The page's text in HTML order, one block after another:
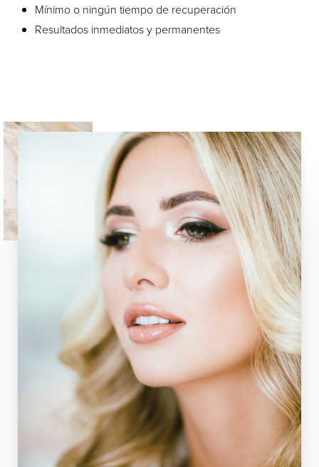
Mínimo o ningún tiempo de recuperación
Resultados inmediatos y permanentes